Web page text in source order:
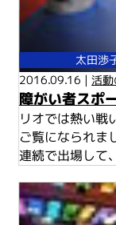
太田渉
2016.09.16 |活
障がい者スポ
リオでは熱い戦
ご覧になられま
連続で出場して